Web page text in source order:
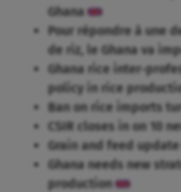
Ghana
Pour répondre à une
de riz, le Ghana va
Ghana rice inter-
policy in rice
Ban on rice imports
CSIR closes in on 10
Grain and feed
Ghana needs new
production